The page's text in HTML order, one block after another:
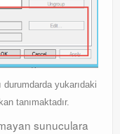
durumdarda yukarıdaki
tanımaktadır.
sunuculara